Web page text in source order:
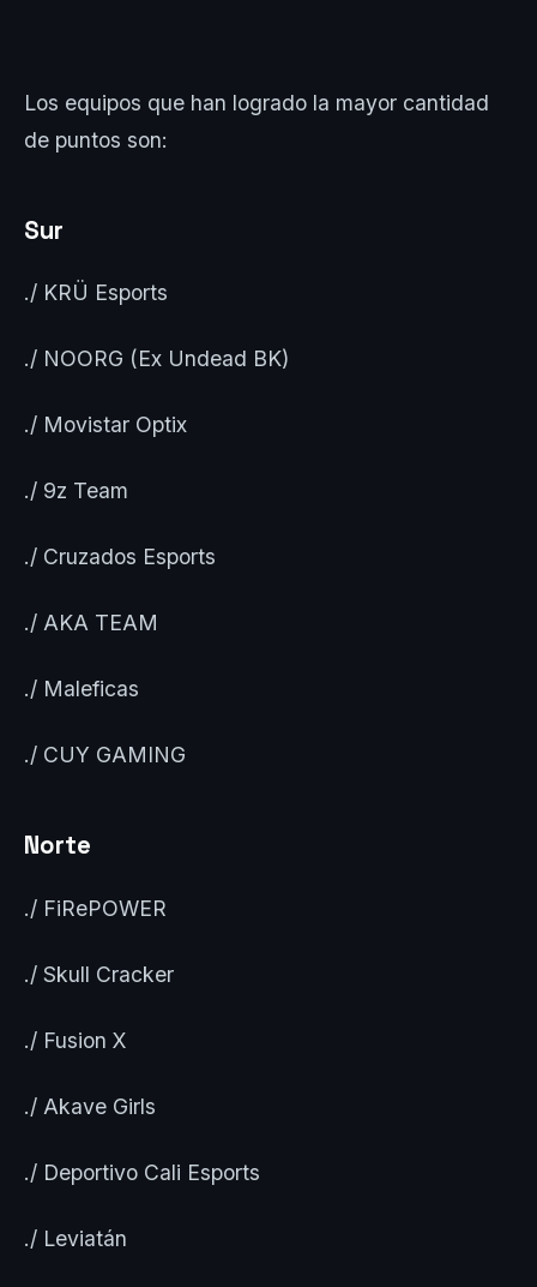
Los equipos que han logrado la mayor cantidad
de puntos son:
Sur
./ KRÜ Esports
./ NOORG (Ex Undead BK)
./ Movistar Optix
./ 9z Team
./ Cruzados Esports
./ AKA TEAM
./ Maleficas
./ CUY GAMING
Norte
./ FiRePOWER
./ Skull Cracker
./ Fusion X
./ Akave Girls
./ Deportivo Cali Esports
./ Leviatán